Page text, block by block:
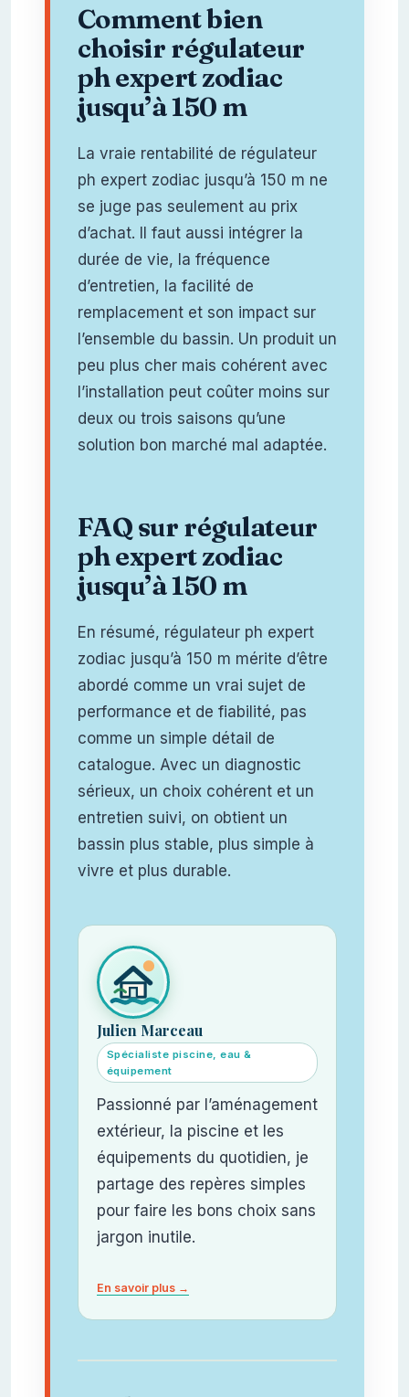
Comment bien
choisir régulateur
ph expert zodiac
jusqu’à 150 m
La vraie rentabilité de régulateur
ph expert zodiac jusqu’à 150 m ne
se juge pas seulement au prix
d’achat. Il faut aussi intégrer la
durée de vie, la fréquence
d’entretien, la facilité de
remplacement et son impact sur
l’ensemble du bassin. Un produit un
peu plus cher mais cohérent avec
l’installation peut coûter moins sur
deux ou trois saisons qu’une
solution bon marché mal adaptée.
FAQ sur régulateur
ph expert zodiac
jusqu’à 150 m
En résumé, régulateur ph expert
zodiac jusqu’à 150 m mérite d’être
abordé comme un vrai sujet de
performance et de fiabilité, pas
comme un simple détail de
catalogue. Avec un diagnostic
sérieux, un choix cohérent et un
entretien suivi, on obtient un
bassin plus stable, plus simple à
vivre et plus durable.
Julien Marceau
Spécialiste piscine, eau &
équipement
Passionné par l’aménagement
extérieur, la piscine et les
équipements du quotidien, je
partage des repères simples
pour faire les bons choix sans
jargon inutile.
En savoir plus →